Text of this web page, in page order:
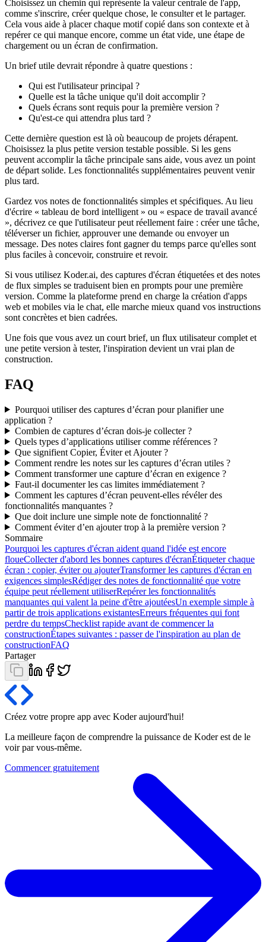
Choisissez un chemin qui représente la valeur centrale de l'app,
comme s'inscrire, créer quelque chose, le consulter et le partager.
Cela vous aide à placer chaque motif copié dans son contexte et à
repérer ce qui manque encore, comme un état vide, une étape de
chargement ou un écran de confirmation.
Un brief utile devrait répondre à quatre questions :
Qui est l'utilisateur principal ?
Quelle est la tâche unique qu'il doit accomplir ?
Quels écrans sont requis pour la première version ?
Qu'est-ce qui attendra plus tard ?
Cette dernière question est là où beaucoup de projets dérapent.
Choisissez la plus petite version testable possible. Si les gens
peuvent accomplir la tâche principale sans aide, vous avez un point
de départ solide. Les fonctionnalités supplémentaires peuvent venir
plus tard.
Gardez vos notes de fonctionnalités simples et spécifiques. Au lieu
d'écrire « tableau de bord intelligent » ou « espace de travail avancé
», décrivez ce que l'utilisateur peut réellement faire : créer une tâche,
téléverser un fichier, approuver une demande ou envoyer un
message. Des notes claires font gagner du temps parce qu'elles sont
plus faciles à concevoir, construire et revoir.
Si vous utilisez Koder.ai, des captures d'écran étiquetées et des notes
de flux simples se traduisent bien en prompts pour une première
version. Comme la plateforme prend en charge la création d'apps
web et mobiles via le chat, elle marche mieux quand vos instructions
sont concrètes et bien cadrées.
Une fois que vous avez un court brief, un flux utilisateur complet et
une petite version à tester, l'inspiration devient un vrai plan de
construction.
FAQ
Pourquoi utiliser des captures d’écran pour planifier une
application ?
Combien de captures d’écran dois-je collecter ?
Quels types d’applications utiliser comme références ?
Que signifient Copier, Éviter et Ajouter ?
Comment rendre les notes sur les captures d’écran utiles ?
Comment transformer une capture d’écran en exigence ?
Faut-il documenter les cas limites immédiatement ?
Comment les captures d’écran peuvent-elles révéler des
fonctionnalités manquantes ?
Que doit inclure une simple note de fonctionnalité ?
Comment éviter d’en ajouter trop à la première version ?
Sommaire
Pourquoi les captures d'écran aident quand l'idée est encore
floueCollecter d'abord les bonnes captures d'écranÉtiqueter chaque
écran : copier, éviter ou ajouterTransformer les captures d'écran en
exigences simplesRédiger des notes de fonctionnalité que votre
équipe peut réellement utiliserRepérer les fonctionnalités
manquantes qui valent la peine d'être ajoutéesUn exemple simple à
partir de trois applications existantesErreurs fréquentes qui font
perdre du tempsChecklist rapide avant de commencer la
constructionÉtapes suivantes : passer de l'inspiration au plan de
constructionFAQ
Partager
Créez votre propre app avec Koder aujourd'hui!
La meilleure façon de comprendre la puissance de Koder est de le
voir par vous-même.
Commencer gratuitement